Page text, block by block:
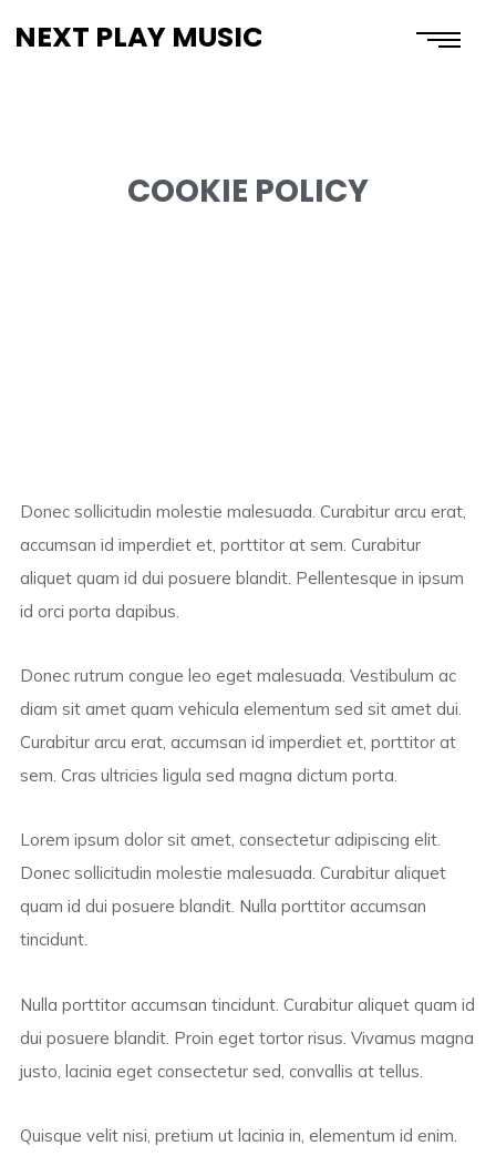
NEXT PLAY MUSIC
COOKIE POLICY
Donec sollicitudin molestie malesuada. Curabitur arcu erat,
accumsan id imperdiet et, porttitor at sem. Curabitur
aliquet quam id dui posuere blandit. Pellentesque in ipsum
id orci porta dapibus.
Donec rutrum congue leo eget malesuada. Vestibulum ac
diam sit amet quam vehicula elementum sed sit amet dui.
Curabitur arcu erat, accumsan id imperdiet et, porttitor at
sem. Cras ultricies ligula sed magna dictum porta.
Lorem ipsum dolor sit amet, consectetur adipiscing elit.
Donec sollicitudin molestie malesuada. Curabitur aliquet
quam id dui posuere blandit. Nulla porttitor accumsan
tincidunt.
Nulla porttitor accumsan tincidunt. Curabitur aliquet quam id
dui posuere blandit. Proin eget tortor risus. Vivamus magna
justo, lacinia eget consectetur sed, convallis at tellus.
Quisque velit nisi, pretium ut lacinia in, elementum id enim.